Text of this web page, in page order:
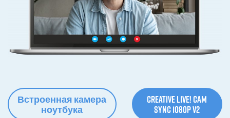
Встроенная камера
ноутбука
Creative Live! Cam
Sync 1080p V2